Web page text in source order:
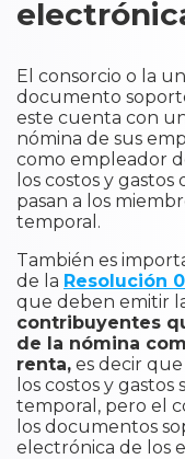
El consorcio o la
documento
este cuenta con
nómina de sus
como empleador
los costos y
pasan a los
temporal.
También es
de la Resolución
que deben emitir
contribuyentes
de la nómina
renta, es decir
los costos y
temporal, pero el
los documentos
electrónica de los